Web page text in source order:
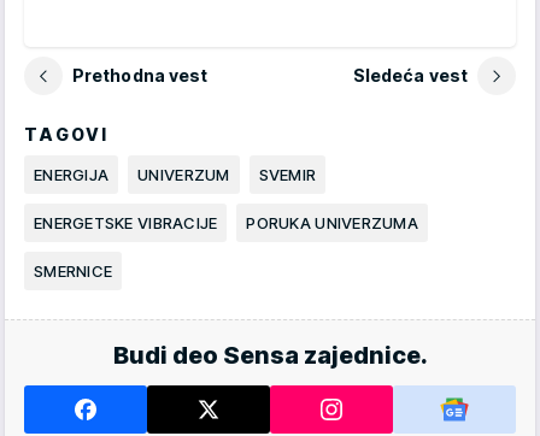
Prethodna vest Sledeća vest
TAGOVI
ENERGIJA UNIVERZUM SVEMIR
ENERGETSKE VIBRACIJE PORUKA UNIVERZUMA
SMERNICE
Budi deo Sensa zajednice.